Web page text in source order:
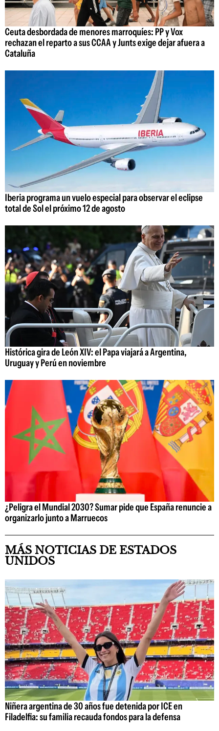
Ceuta desbordada de menores marroquíes: PP y Vox
rechazan el reparto a sus CCAA y Junts exige dejar afuera a
Cataluña
Iberia programa un vuelo especial para observar el eclipse
total de Sol el próximo 12 de agosto
Histórica gira de León XIV: el Papa viajará a Argentina,
Uruguay y Perú en noviembre
¿Peligra el Mundial 2030? Sumar pide que España renuncie a
organizarlo junto a Marruecos
MÁS NOTICIAS DE ESTADOS
UNIDOS
Niñera argentina de 30 años fue detenida por ICE en
Filadelfia: su familia recauda fondos para la defensa